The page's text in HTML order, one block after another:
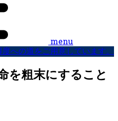
menu
への道をご用意しています。
を粗末にすること